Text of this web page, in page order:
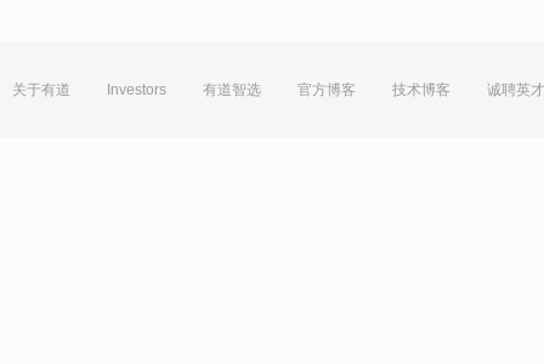
关于有道 Investors 有道智选 官方博客 技术博客 诚聘英才